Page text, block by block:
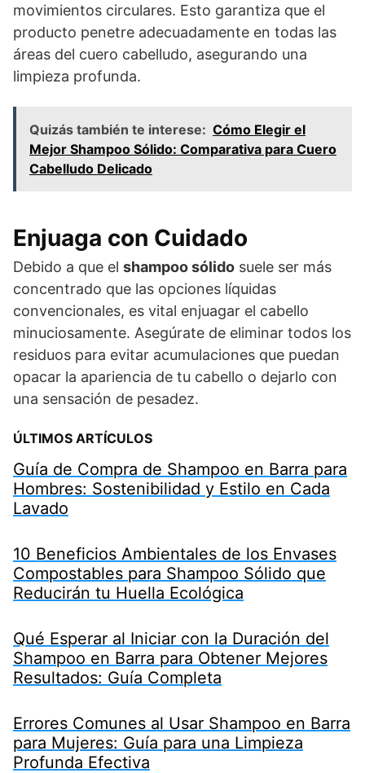
movimientos circulares. Esto garantiza que el
producto penetre adecuadamente en todas las
áreas del cuero cabelludo, asegurando una
limpieza profunda.
Quizás también te interese: Cómo Elegir el
Mejor Shampoo Sólido: Comparativa para Cuero
Cabelludo Delicado
Enjuaga con Cuidado
Debido a que el shampoo sólido suele ser más
concentrado que las opciones líquidas
convencionales, es vital enjuagar el cabello
minuciosamente. Asegúrate de eliminar todos los
residuos para evitar acumulaciones que puedan
opacar la apariencia de tu cabello o dejarlo con
una sensación de pesadez.
ÚLTIMOS ARTÍCULOS
Guía de Compra de Shampoo en Barra para
Hombres: Sostenibilidad y Estilo en Cada
Lavado
10 Beneficios Ambientales de los Envases
Compostables para Shampoo Sólido que
Reducirán tu Huella Ecológica
Qué Esperar al Iniciar con la Duración del
Shampoo en Barra para Obtener Mejores
Resultados: Guía Completa
Errores Comunes al Usar Shampoo en Barra
para Mujeres: Guía para una Limpieza
Profunda Efectiva